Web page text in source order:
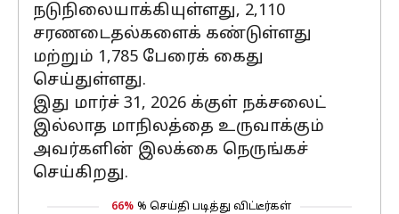
நடுநிலையாக்கியுள்ளது, 2,110
சரணடைதல்களைக் கண்டுள்ளது
மற்றும் 1,785 பேரைக் கைது
செய்துள்ளது.
இது மார்ச் 31, 2026 க்குள் நக்சலைட்
இல்லாத மாநிலத்தை உருவாக்கும்
அவர்களின் இலக்கை நெருங்கச்
செய்கிறது.
66% % செய்தி படித்து விட்டீர்கள்